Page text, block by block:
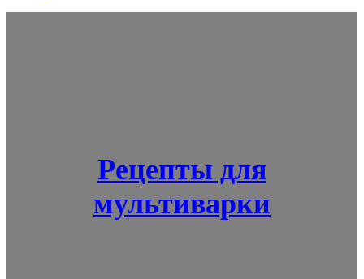
Рецепты для
мультиварки